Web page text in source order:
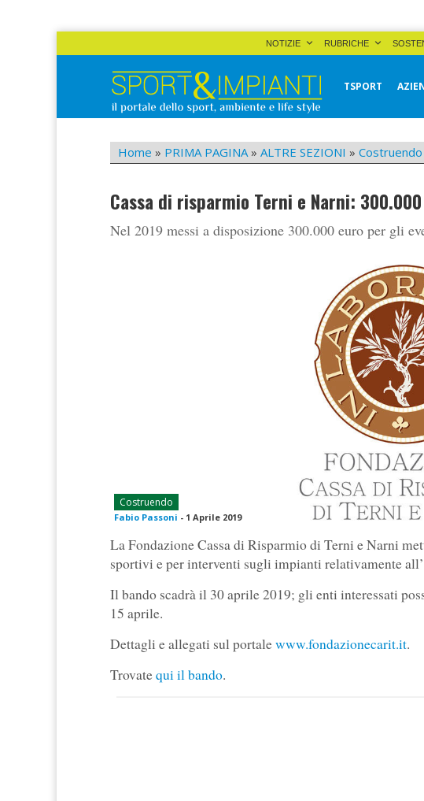
NOTIZIE RUBRICHE
Sport&Impianti
TSPORT
Home » PRIMA PAGINA» ALTRE SEZIONI » Costruendo
Cassa di risparmio Terni e Narni:
Nel 2019 messi a disposizione 300.000 euro per gli
Costruendo
Fabio Passoni - 1 Aprile 2019
La Fondazione Cassa di Risparmio di Terni e Narni
sportivi e per interventi sugli impianti relativamente
Il bando scadrà il 30 aprile 2019; gli enti interessati
15 aprile.
Dettagli e allegati sul portalewww.fondazionecarit.it.
Trovatequi il bando.